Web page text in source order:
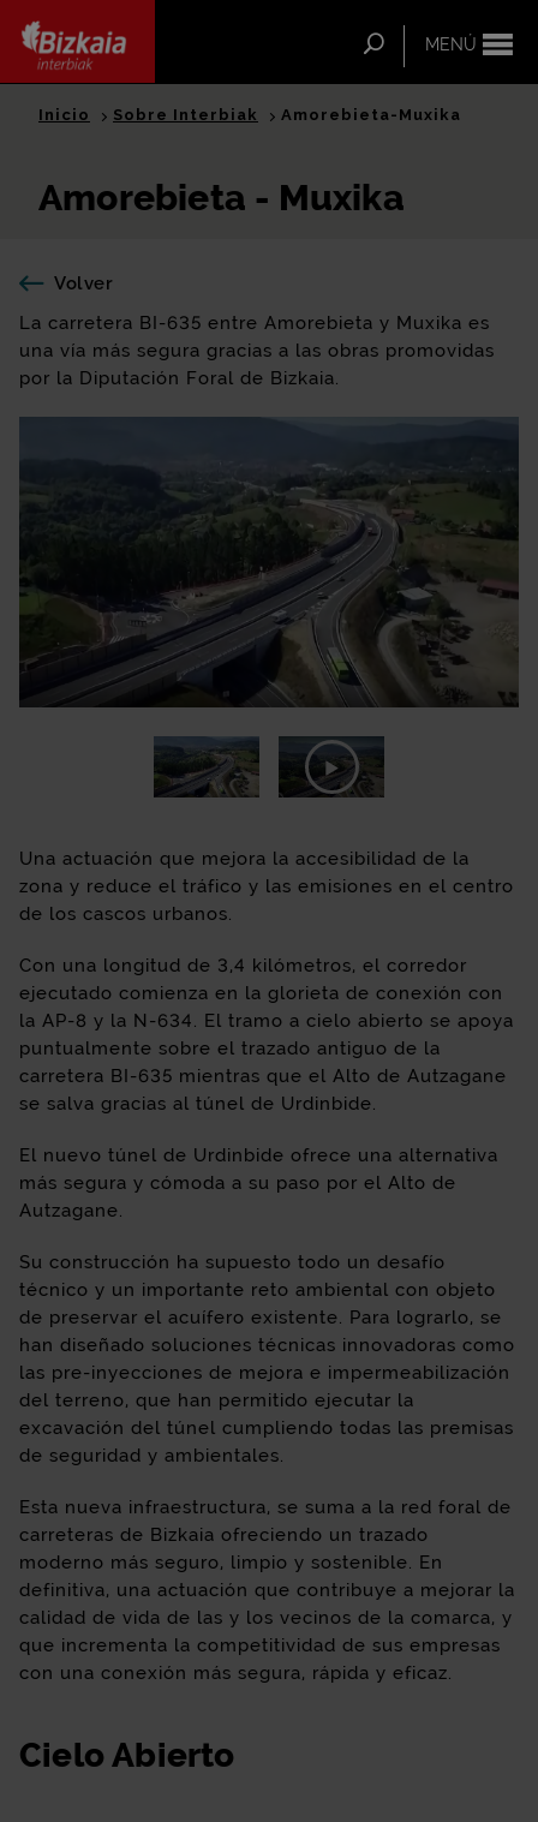
MENÚ
Buscar
Inicio Sobre Interbiak Amorebieta-Muxika
Amorebieta - Muxika
Volver
La carretera BI-635 entre Amorebieta y Muxika es
una vía más segura gracias a las obras promovidas
por la Diputación Foral de Bizkaia.
Una actuación que mejora la accesibilidad de la
zona y reduce el tráfico y las emisiones en el centro
de los cascos urbanos.
Con una longitud de 3,4 kilómetros, el corredor
ejecutado comienza en la glorieta de conexión con
la AP-8 y la N-634. El tramo a cielo abierto se apoya
puntualmente sobre el trazado antiguo de la
carretera BI-635 mientras que el Alto de Autzagane
se salva gracias al túnel de Urdinbide.
El nuevo túnel de Urdinbide ofrece una alternativa
más segura y cómoda a su paso por el Alto de
Autzagane.
Su construcción ha supuesto todo un desafío
técnico y un importante reto ambiental con objeto
de preservar el acuífero existente. Para lograrlo, se
han diseñado soluciones técnicas innovadoras como
las pre-inyecciones de mejora e impermeabilización
del terreno, que han permitido ejecutar la
excavación del túnel cumpliendo todas las premisas
de seguridad y ambientales.
Esta nueva infraestructura, se suma a la red foral de
carreteras de Bizkaia ofreciendo un trazado
moderno más seguro, limpio y sostenible. En
definitiva, una actuación que contribuye a mejorar la
calidad de vida de las y los vecinos de la comarca, y
que incrementa la competitividad de sus empresas
con una conexión más segura, rápida y eficaz.
Cielo Abierto